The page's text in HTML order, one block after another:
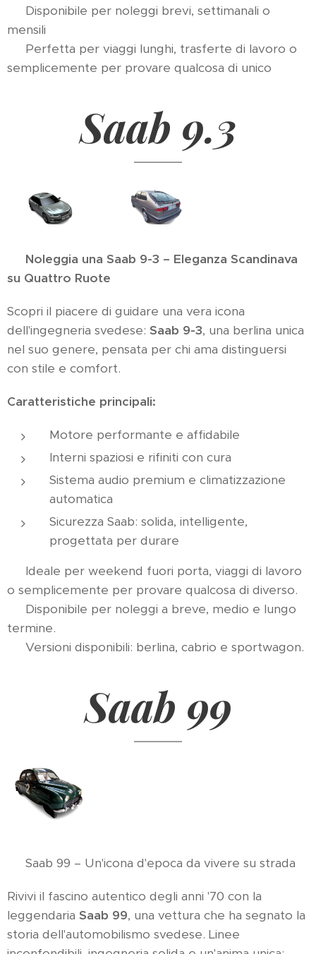
📆 Disponibile per noleggi brevi, settimanali o
mensili
📍 Perfetta per viaggi lunghi, trasferte di lavoro o
semplicemente per provare qualcosa di unico
Saab 9.3
Noleggia una Saab 9-3 – Eleganza Scandinava
su Quattro Ruote
Scopri il piacere di guidare una vera icona
dell'ingegneria svedese: Saab 9-3, una berlina unica
nel suo genere, pensata per chi ama distinguersi
con stile e comfort.
Caratteristiche principali:
Motore performante e affidabile
Interni spaziosi e rifiniti con cura
Sistema audio premium e climatizzazione
automatica
Sicurezza Saab: solida, intelligente,
progettata per durare
📍 Ideale per weekend fuori porta, viaggi di lavoro
o semplicemente per provare qualcosa di diverso.
🕒 Disponibile per noleggi a breve, medio e lungo
termine.
🚘 Versioni disponibili: berlina, cabrio e sportwagon.
Saab 99
🚘 Saab 99 – Un'icona d'epoca da vivere su strada
Rivivi il fascino autentico degli anni '70 con la
leggendaria Saab 99, una vettura che ha segnato la
storia dell'automobilismo svedese. Linee